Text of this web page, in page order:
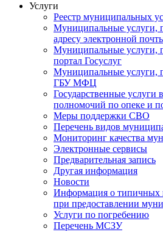
Услуги
Реестр муниципальных
Муниципальные услуги,
адресу электронной
Муниципальные услуги,
портал Госуслуг
Муниципальные услуги,
ГБУ МФЦ
Государственные услуги
полномочий по опеке и
Меры поддержки СВО
Перечень видов
Мониторинг качества
Электронные сервисы
Предварительная запись
Другая информация
Новости
Информация о типичных
при предоставлении
Услуги по погребению
Перечень МСЗУ